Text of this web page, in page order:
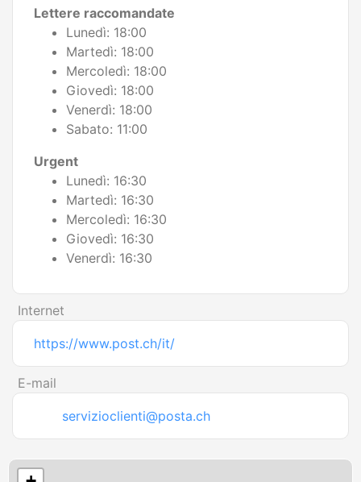
Lettere raccomandate
Lunedì: 18:00
Martedì: 18:00
Mercoledì: 18:00
Giovedì: 18:00
Venerdì: 18:00
Sabato: 11:00
Urgent
Lunedì: 16:30
Martedì: 16:30
Mercoledì: 16:30
Giovedì: 16:30
Venerdì: 16:30
Internet
https://www.post.ch/it/
E-mail
servizioclienti@posta.ch